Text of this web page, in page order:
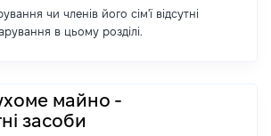
чи членів його сім'ї відсутні
в цьому розділі.
майно -
засоби